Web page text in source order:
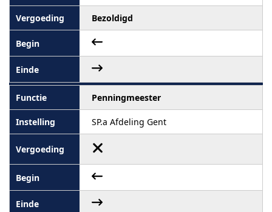
Bezoldigd
Penningmeester
SP.a Afdeling Gent